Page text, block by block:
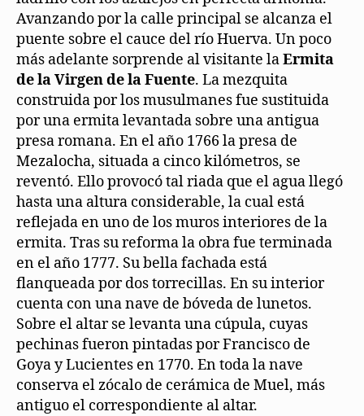
Avanzando por la calle principal se alcanza el
puente sobre el cauce del río Huerva. Un poco
más adelante sorprende al visitante laErmita
de la Virgen de la Fuente. La mezquita
construida por los musulmanes fue sustituida
por una ermita levantada sobre una antigua
presa romana. En el año 1766 la presa de
Mezalocha, situada a cinco kilómetros, se
reventó. Ello provocó tal riada que el agua llegó
hasta una altura considerable, la cual está
reflejada en uno de los muros interiores de la
ermita. Tras su reforma la obra fue terminada
en el año 1777. Su bella fachada está
flanqueada por dos torrecillas. En su interior
cuenta con una nave de bóveda de lunetos.
Sobre el altar se levanta una cúpula, cuyas
pechinas fueron pintadas por Francisco de
Goya y Lucientes en 1770. En toda la nave
conserva el zócalo de cerámica de Muel, más
antiguo el correspondiente al altar.